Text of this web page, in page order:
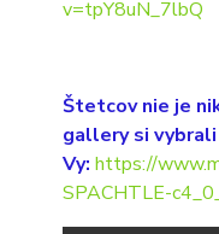
v=tpY8uN_7lbQ
Štetcov nie je
gallery si
Vy: https://
SPACHTLE-